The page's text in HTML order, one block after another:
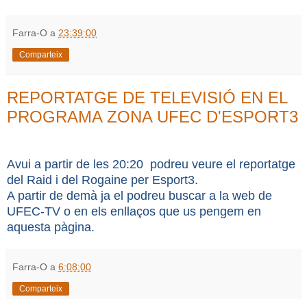
Farra-O a 23:39:00
Comparteix
REPORTATGE DE TELEVISIÓ EN EL
PROGRAMA ZONA UFEC D'ESPORT3
Avui a partir de les 20:20 podreu veure el reportatge
del Raid i del Rogaine per Esport3.
A partir de demà ja el podreu buscar a la web de
UFEC-TV o en els enllaços que us pengem en
aquesta pàgina.
Farra-O a 6:08:00
Comparteix